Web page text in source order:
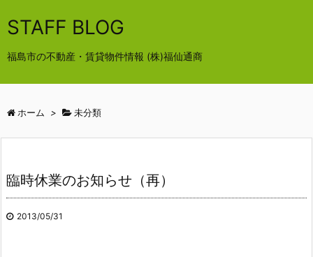
STAFF BLOG
福島市の不動産・賃貸物件情報 (株)福仙通商
ホーム > 未分類
臨時休業のお知らせ（再）
2013/05/31